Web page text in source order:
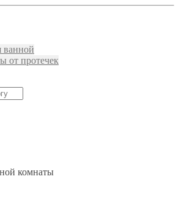
ванной
от протечек
комнаты